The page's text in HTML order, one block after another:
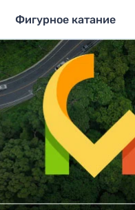
Фигурное катание